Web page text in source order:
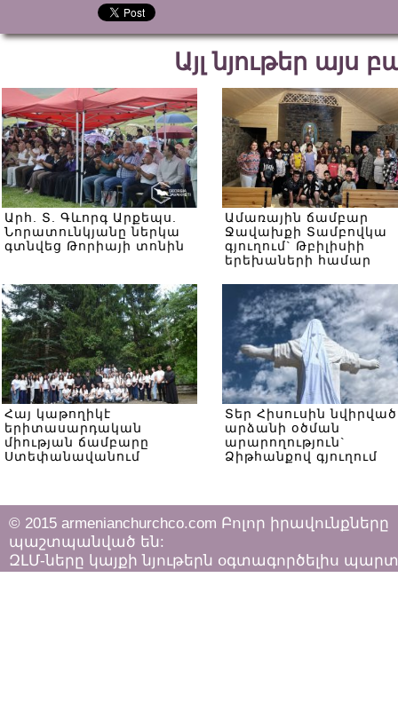
Այլ նյութեր այս
Արհ. Տ. Գևորգ Արքեպս.
Նորատունկյանը ներկա
գտնվեց Թորիայի տոնին
Ամառային ճամբար
Ջավախքի Տամբովկա
գյուղում` Թբիլիսիի
երեխաների համար
Հայ կաթողիկէ
երիտասարդական
միության ճամբարը
Ստեփանավանում
Տեր Հիսուսին նվիրված
արձանի օծման
արարողություն`
Ձիթհանքով գյուղում
© 2015 armenianchurchco.com Բոլոր իրավունքները
պաշտպանված են:
ԶԼՄ-ները կայքի նյութերն օգտագործելիս